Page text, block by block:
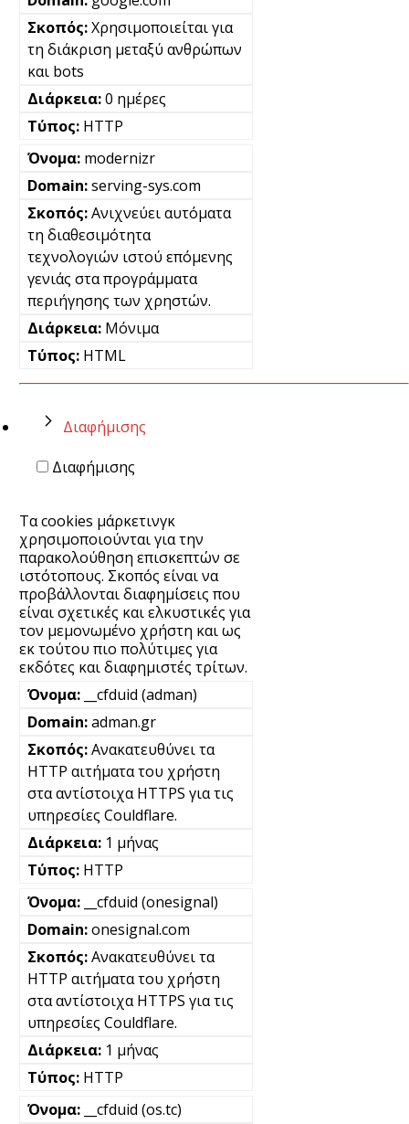
Χρησιμοποιείται για
τη διάκριση μεταξύ ανθρώπων
και bots
0 ημέρες
HTTP
modernizr
serving-sys.com
Ανιχνεύει αυτόματα
τη διαθεσιμότητα
τεχνολογιών ιστού επόμενης
γενιάς στα προγράμματα
περιήγησης των χρηστών.
Μόνιμα
HTML
Διαφήμισης
Διαφήμισης
Τα cookies μάρκετινγκ
χρησιμοποιούνται για την
παρακολούθηση επισκεπτών σε
ιστότοπους. Σκοπός είναι να
προβάλλονται διαφημίσεις που
είναι σχετικές και ελκυστικές για
τον μεμονωμένο χρήστη και ως
εκ τούτου πιο πολύτιμες για
εκδότες και διαφημιστές τρίτων.
__cfduid (adman)
adman.gr
Ανακατευθύνει τα
HTTP αιτήματα του χρήστη
στα αντίστοιχα HTTPS για τις
υπηρεσίες Couldflare.
1 μήνας
HTTP
__cfduid (onesignal)
onesignal.com
Ανακατευθύνει τα
HTTP αιτήματα του χρήστη
στα αντίστοιχα HTTPS για τις
υπηρεσίες Couldflare.
1 μήνας
HTTP
__cfduid (os.tc)